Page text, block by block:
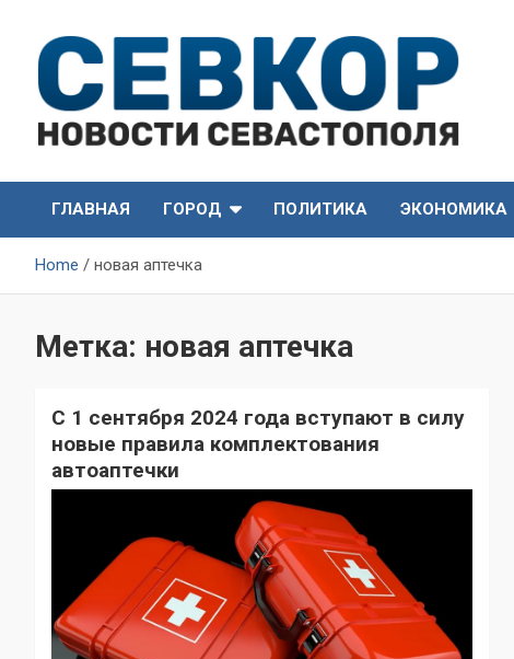
content
СевКор — Новости
Севастополя
Севастополя
ГЛАВНАЯ
ГОРОД ПОЛИТИКА ЭКОНОМИКА
Home новая аптечка
Метка: новая аптечка
С 1 сентября 2024 года вступают в силу
новые правила комплектования
автоаптечки